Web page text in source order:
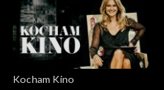
Kocham Kino